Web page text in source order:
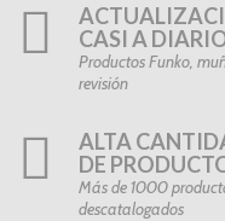
CASI A
Productos Funko,
revisión
ALTA
DE
Más de 1000
descatalogados